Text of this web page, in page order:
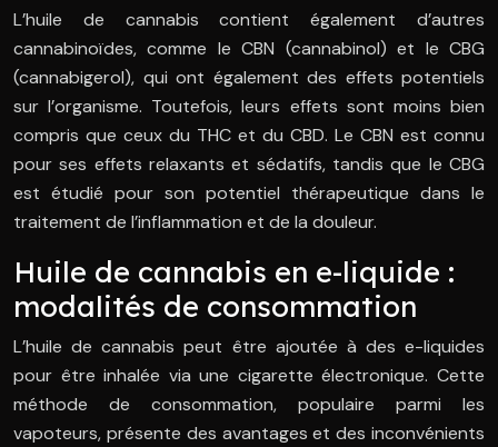
L’huile de cannabis contient également d’autres
cannabinoïdes, comme le CBN (cannabinol) et le CBG
(cannabigerol), qui ont également des effets potentiels
sur l’organisme. Toutefois, leurs effets sont moins bien
compris que ceux du THC et du CBD. Le CBN est connu
pour ses effets relaxants et sédatifs, tandis que le CBG
est étudié pour son potentiel thérapeutique dans le
traitement de l’inflammation et de la douleur.
Huile de cannabis en e-liquide :
modalités de consommation
L’huile de cannabis peut être ajoutée à des e-liquides
pour être inhalée via une cigarette électronique. Cette
méthode de consommation, populaire parmi les
vapoteurs, présente des avantages et des inconvénients